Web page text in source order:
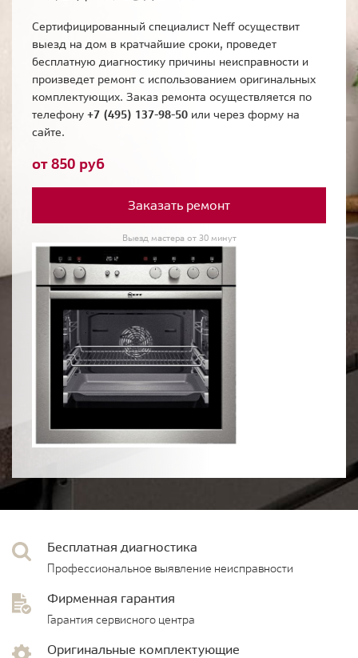
Сертифицированный специалист Neff осуществит
выезд на дом в кратчайшие сроки, проведет
бесплатную диагностику причины неисправности и
произведет ремонт с использованием оригинальных
комплектующих. Заказ ремонта осуществляется по
телефону +7 (495) 137-98-50 или через форму на
сайте.
от 850 руб
Заказать ремонт
Выезд мастера от 30 минут
Бесплатная диагностика
Профессиональное выявление неисправности
Фирменная гарантия
Гарантия сервисного центра
Оригинальные комплектующие